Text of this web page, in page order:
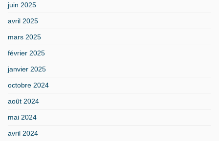
juin 2025
avril 2025
mars 2025
février 2025
janvier 2025
octobre 2024
août 2024
mai 2024
avril 2024